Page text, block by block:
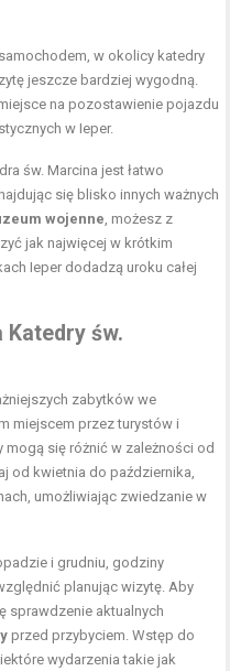
w okolicy katedry
jeszcze bardziej wygodną.
na pozostawienie pojazdu
w Ieper.
św. Marcina jest łatwo
się blisko innych ważnych
wojenne , możesz z
jak najwięcej w krótkim
Ieper dodadzą uroku całej
św.
zabytków we
miejscem przez turystów i
mogą się różnić w zależności od
od kwietnia do października,
umożliwiając zwiedzanie w
i grudniu, godziny
planując wizytę. Aby
sprawdzenie aktualnych
przed przybyciem. Wstęp do
wydarzenia takie jak